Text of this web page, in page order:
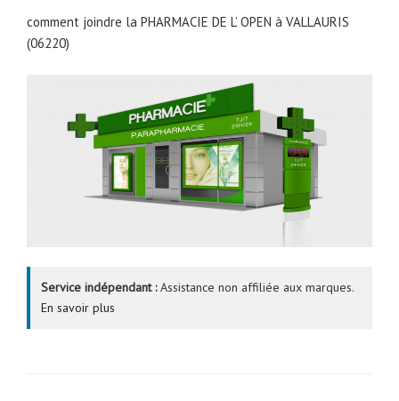
comment joindre la PHARMACIE DE L’ OPEN à VALLAURIS
(06220)
Service indépendant :Assistance non affiliée aux marques.
En savoir plus